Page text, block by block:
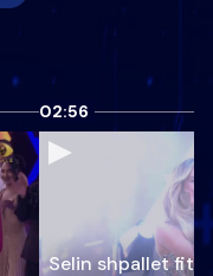
02:56
Selin shpallet